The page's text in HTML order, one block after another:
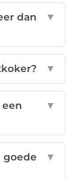
dan
▼
▼
▼
goede
▼